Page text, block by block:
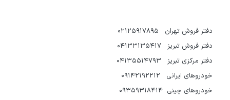
دفتر فروش تهران 02125917895
دفتر فروش تبریز 04133135417
دفتر مرکزی تبریز 04135514793
خودروهای ایرانی 09142192212
خودروهای چینی 09359318414